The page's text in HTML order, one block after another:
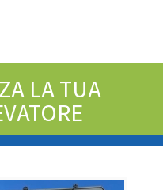
LA TUA